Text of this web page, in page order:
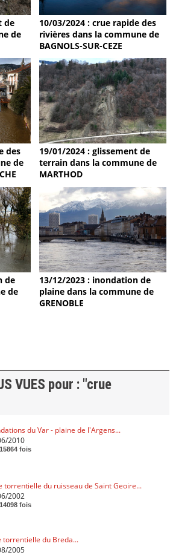
de
de
10/03/2024 : crue rapide des
rivières dans la commune de
BAGNOLS-SUR-CEZE
des
de
19/01/2024 : glissement de
terrain dans la commune de
MARTHOD
de
de
13/12/2023 : inondation de
plaine dans la commune de
GRENOBLE
VUES pour : "crue
du Var - plaine de l'Argens...
2010
fois
torrentielle du ruisseau de Saint Geoire...
2002
fois
torrentielle du Breda...
2005